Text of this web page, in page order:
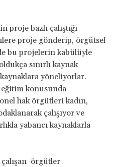
bazlı çalıştığı
proje gönderip, örgütsel
bu projelerin kabülüyle
sınırlı kaynak
yöneliyorlar.
konusunda
hak örgütleri kadın,
çalışıyor ve
yabancı kaynaklarla
çalışan örgütler